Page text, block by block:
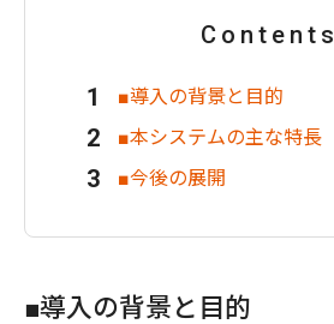
Contents
■導入の背景と目的
■本システムの主な特長
■今後の展開
■導入の背景と目的